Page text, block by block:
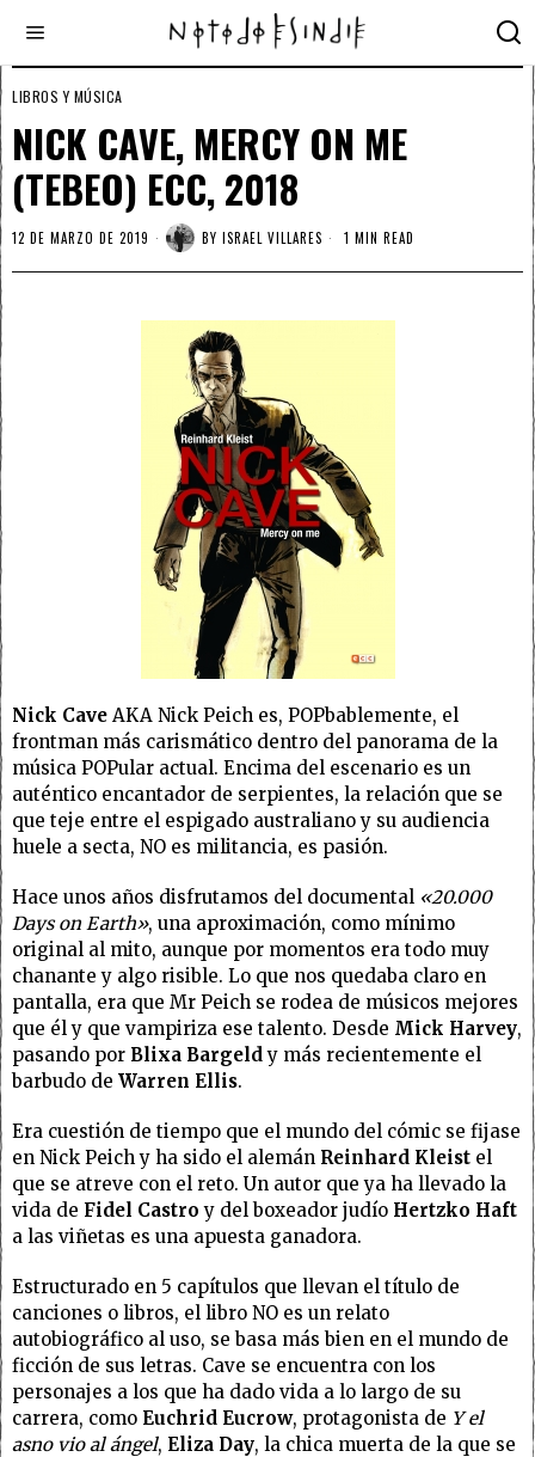
LIBROS Y MÚSICA
NICK CAVE, MERCY ON ME
(TEBEO) ECC, 2018
12 DE MARZO DE 2019 BY ISRAEL VILLARES 1 MIN READ
Nick Cave AKA Nick Peich es, POPbablemente, el
frontman más carismático dentro del panorama de la
música POPular actual. Encima del escenario es un
auténtico encantador de serpientes, la relación que se
que teje entre el espigado australiano y su audiencia
huele a secta, NO es militancia, es pasión.
Hace unos años disfrutamos del documental «20.000
Days on Earth», una aproximación, como mínimo
original al mito, aunque por momentos era todo muy
chanante y algo risible. Lo que nos quedaba claro en
pantalla, era que Mr Peich se rodea de músicos mejores
que él y que vampiriza ese talento. Desde Mick Harvey,
pasando por Blixa Bargeldy más recientemente el
barbudo de Warren Ellis.
Era cuestión de tiempo que el mundo del cómic se fijase
en Nick Peich y ha sido el alemán Reinhard Kleist el
que se atreve con el reto. Un autor que ya ha llevado la
vida de Fidel Castro y del boxeador judío Hertzko Haft
a las viñetas es una apuesta ganadora.
Estructurado en 5 capítulos que llevan el título de
canciones o libros, el libro NO es un relato
autobiográfico al uso, se basa más bien en el mundo de
ficción de sus letras. Cave se encuentra con los
personajes a los que ha dado vida a lo largo de su
carrera, como Euchrid Eucrow, protagonista de Y el
asno vio al ángel, Eliza Day, la chica muerta de la que se